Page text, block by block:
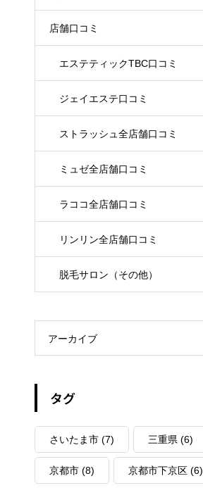
店舗口コミ
エステティックTBC口コミ
ジェイエステ口コミ
ストラッシュ全店舗口コミ
ミュゼ全店舗口コミ
ラココ全店舗口コミ
リンリン全店舗口コミ
脱毛サロン（その他）
アーカイブ
タグ
さいたま市 (7) 三重県 (6)
京都市 (8) 京都市下京区 (6)